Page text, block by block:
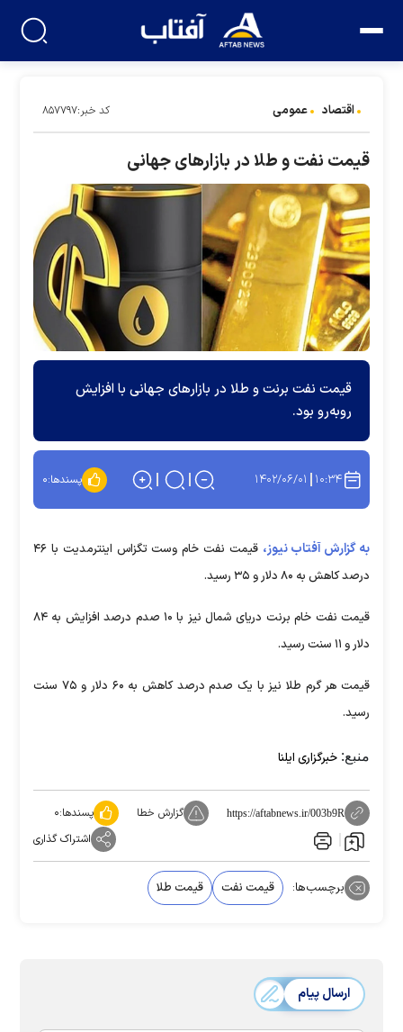
اقتصاد عمومی کد خبر:۸۵۷۷۹۷
قیمت نفت و طلا در بازار‌های جهانی
قیمت نفت برنت و طلا در بازار‌های جهانی با افزایش
رو‌به‌رو بود.
۱۰:۳۴ ۱۴۰۲/۰۶/۰۱ پسندها:۰
به گزارش آفتاب نیوز،
قیمت نفت خام وست تگزاس اینترمدیت با ۴۶
درصد کاهش به ۸۰ دلار و ۳۵ رسید.
قیمت نفت خام برنت دریای شمال نیز با ۱۰ صدم درصد افزایش به ۸۴
دلار و ۱۱ سنت رسید.
قیمت هر گرم طلا نیز با یک صدم درصد کاهش به ۶۰ دلار و ۷۵ سنت
رسید.
منبع: خبرگزاری ایلنا
https://aftabnews.ir/003b9R گزارش خطا پسندها:۰
اشتراک گذاری
برچسب‌ها: قیمت نفت قیمت طلا
ارسال پیام